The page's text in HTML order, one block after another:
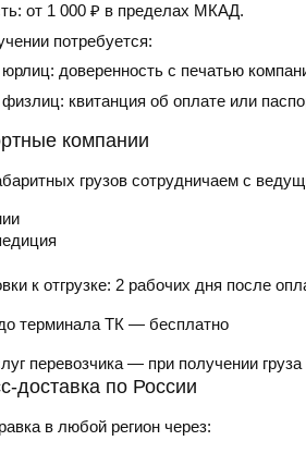
от 1 000 ₽ в пределах МКАД.
потребуется:
доверенность с печатью
квитанция об оплате или
компании
грузов сотрудничаем с
к отгрузке: 2 рабочих дня после
терминала ТК — бесплатно
перевозчика — при получении груза
доставка по России
в любой регион через: